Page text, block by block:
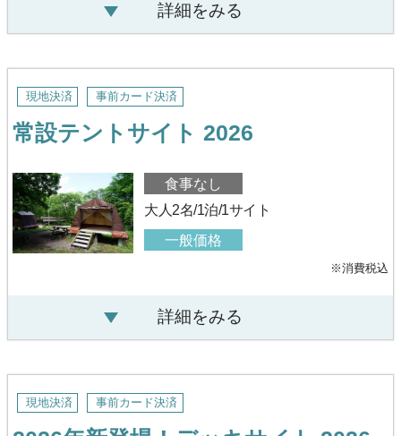
詳細をみる
現地決済 事前カード決済
常設テントサイト 2026
食事なし
大人2名/1泊/1サイト
一般価格
※消費税込
詳細をみる
現地決済 事前カード決済